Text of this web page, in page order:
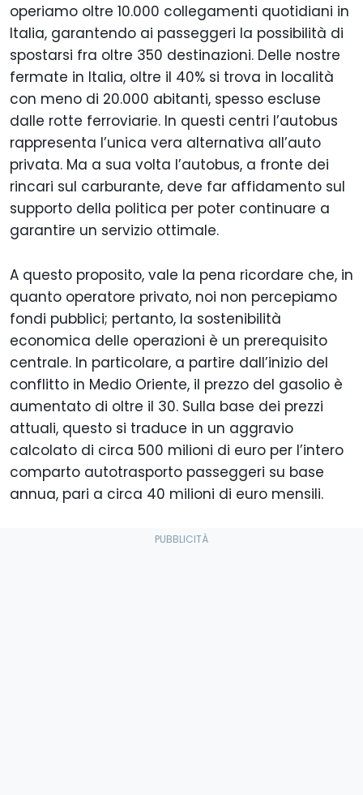
operiamo oltre 10.000 collegamenti quotidiani in
Italia, garantendo ai passeggeri la possibilità di
spostarsi fra oltre 350 destinazioni. Delle nostre
fermate in Italia, oltre il 40% si trova in località
con meno di 20.000 abitanti, spesso escluse
dalle rotte ferroviarie. In questi centri l’autobus
rappresenta l’unica vera alternativa all’auto
privata. Ma a sua volta l’autobus, a fronte dei
rincari sul carburante, deve far affidamento sul
supporto della politica per poter continuare a
garantire un servizio ottimale.
A questo proposito, vale la pena ricordare che, in
quanto operatore privato, noi non percepiamo
fondi pubblici; pertanto, la sostenibilità
economica delle operazioni è un prerequisito
centrale. In particolare, a partire dall’inizio del
conflitto in Medio Oriente, il prezzo del gasolio è
aumentato di oltre il 30. Sulla base dei prezzi
attuali, questo si traduce in un aggravio
calcolato di circa 500 milioni di euro per l’intero
comparto autotrasporto passeggeri su base
annua, pari a circa 40 milioni di euro mensili.